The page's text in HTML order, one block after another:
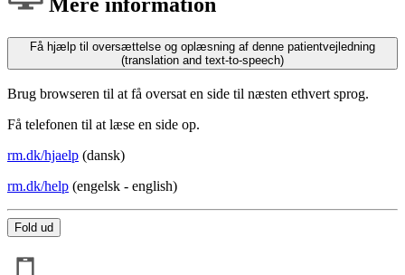
Få hjælp til oversættelse og oplæsning af denne patientvejledning
(translation and text-to-speech)
Brug browseren til at få oversat en side til næsten ethvert sprog.
Få telefonen til at læse en side op.
rm.dk/hjaelp (dansk)
rm.dk/help (engelsk - english)
Fold ud